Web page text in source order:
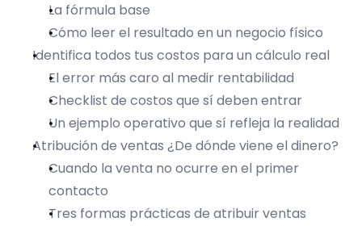
La fórmula base
Cómo leer el resultado en un negocio físico
Identifica todos tus costos para un cálculo real
El error más caro al medir rentabilidad
Checklist de costos que sí deben entrar
Un ejemplo operativo que sí refleja la realidad
Atribución de ventas ¿De dónde viene el dinero?
Cuando la venta no ocurre en el primer
contacto
Tres formas prácticas de atribuir ventas